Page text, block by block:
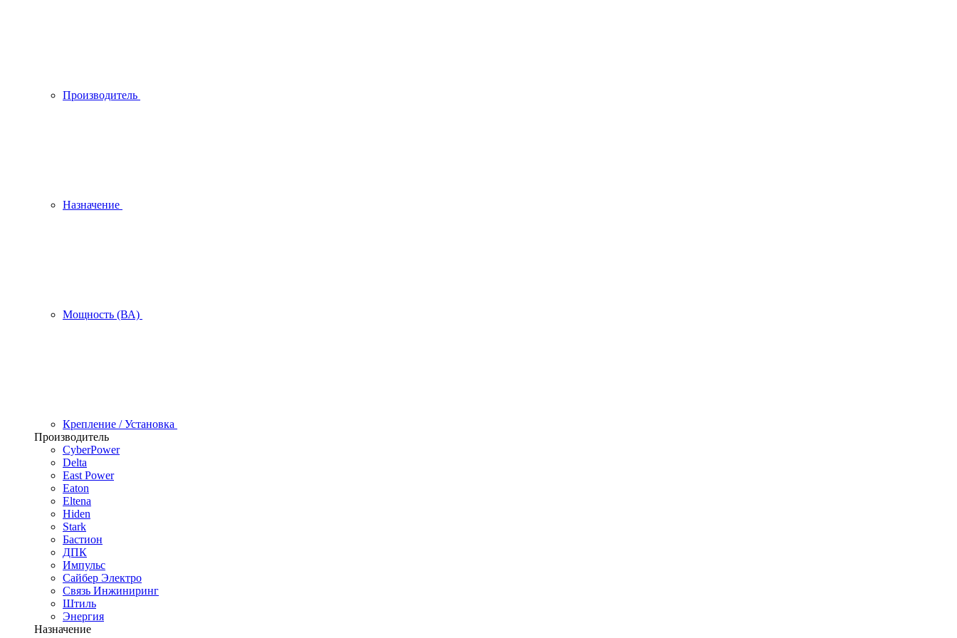
Производитель
Назначение
Мощность (ВА)
Крепление / Установка
Производитель
CyberPower
Delta
East Power
Eaton
Eltena
Hiden
Stark
Бастион
ДПК
Импульс
Сайбер Электро
Связь Инжиниринг
Штиль
Энергия
Назначение